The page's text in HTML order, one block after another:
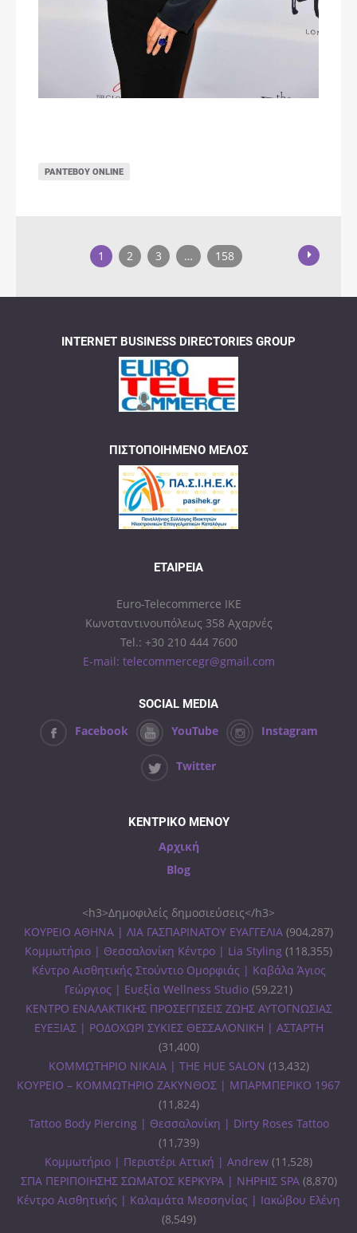
ΡΑΝΤΕΒΟΎ ONLINE
1 2 3 … 158
INTERNET BUSINESS DIRECTORIES GROUP
ΠΙΣΤΟΠΟΙΗΜΈΝΟ ΜΈΛΟΣ
ΕΤΑΙΡΕΊΑ
Euro-Telecommerce IKE
Κωνσταντινουπόλεως 358 Αχαρνές
Tel.: +30 210 444 7600
E-mail: telecommercegr@gmail.com
SOCIAL MEDIA
Facebook YouTube Instagram
Twitter
ΚΕΝΤΡΙΚΟ ΜΕΝΟΥ
Αρχική
Blog
<h3>Δημοφιλείς δημοσιεύσεις</h3>
ΚΟΥΡΕΙΟ ΑΘΗΝΑ | ΛΙΑ ΓΑΣΠΑΡΙΝΑΤΟΥ ΕΥΑΓΓΕΛΙΑ (904,287)
Κομμωτήριο | Θεσσαλονίκη Κέντρο | Lia Styling (118,355)
Κέντρο Αισθητικής Στούντιο Ομορφιάς | Καβάλα Άγιος
Γεώργιος | Ευεξία Wellness Studio (59,221)
ΚΕΝΤΡΟ ΕΝΑΛΑΚΤΙΚΗΣ ΠΡΟΣΕΓΓΙΣΕΙΣ ΖΩΗΣ ΑΥΤΟΓΝΩΣΙΑΣ
ΕΥΕΞΙΑΣ | ΡΟΔΟΧΩΡΙ ΣΥΚΙΕΣ ΘΕΣΣΑΛΟΝΙΚΗ | ΑΣΤΑΡΤΗ
(31,400)
ΚΟΜΜΩΤΗΡΙΟ ΝΙΚΑΙΑ | THE HUE SALON (13,432)
ΚΟΥΡΕΙΟ – ΚΟΜΜΩΤΗΡΙΟ ΖΑΚΥΝΘΟΣ | ΜΠΑΡΜΠΕΡΙΚΟ 1967
(11,824)
Tattoo Body Piercing | Θεσσαλονίκη | Dirty Roses Tattoo
(11,739)
Κομμωτήριο | Περιστέρι Αττική | Andrew (11,528)
ΣΠΑ ΠΕΡΙΠΟΙΗΣΗΣ ΣΩΜΑΤΟΣ ΚΕΡΚΥΡΑ | ΝΗΡΗΙΣ SPA (8,870)
Κέντρο Αισθητικής | Καλαμάτα Μεσσηνίας | Ιακώβου Ελένη
(8,549)